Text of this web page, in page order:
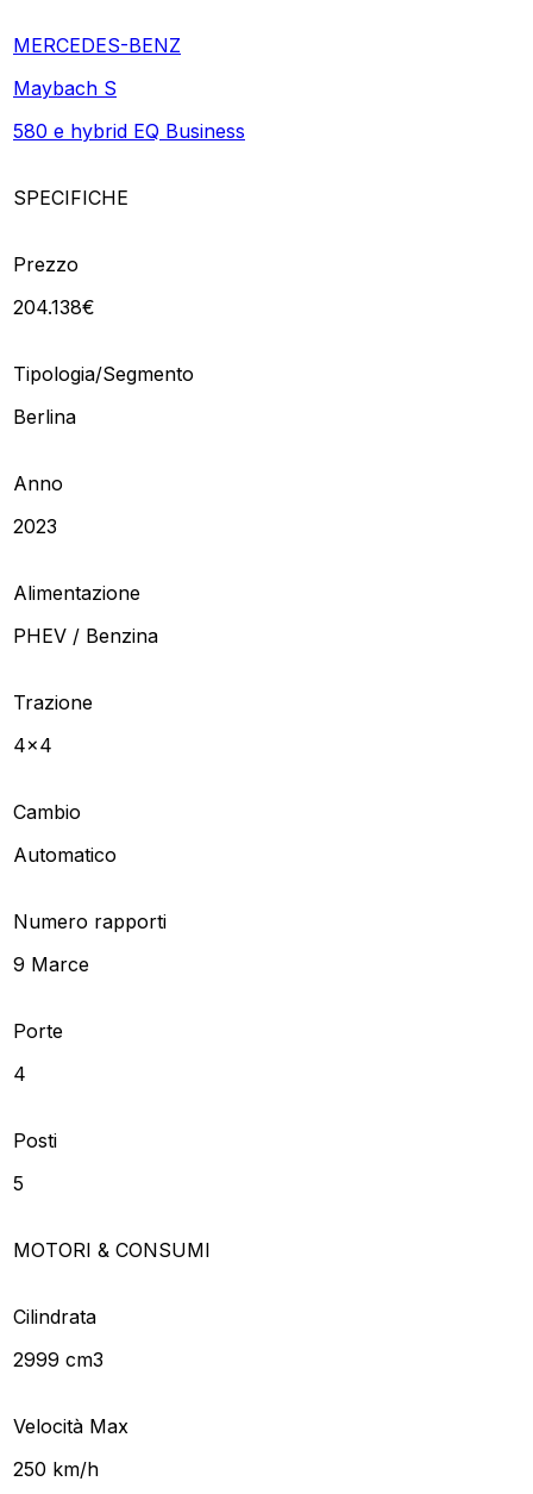
MERCEDES-BENZ
Maybach S
580 e hybrid EQ Business
SPECIFICHE
Prezzo
204.138€
Tipologia/Segmento
Berlina
Anno
2023
Alimentazione
PHEV / Benzina
Trazione
4x4
Cambio
Automatico
Numero rapporti
9 Marce
Porte
4
Posti
5
MOTORI & CONSUMI
Cilindrata
2999 cm3
Velocità Max
250 km/h